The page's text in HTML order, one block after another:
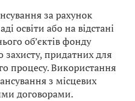
за рахунок
освіти або на відстані
об’єктів фонду
захисту, придатних для
процесу. Використання
з місцевих
договорами.